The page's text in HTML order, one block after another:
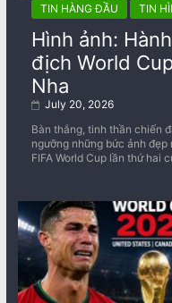
TIN HÀNG ĐẦU TIN
Hình ảnh:
địch World
Nha
July 20, 2026
Bàn thắng, tinh thần chiến
ngưỡng những bức ảnh
FIFA World Cup lần thứ hai